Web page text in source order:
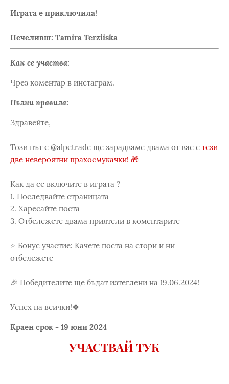
Играта е приключила!
Печеливш: Tamira Terziiska
Как се участва:
Чрез коментар в инстаграм.
Пълни правила:
Здравейте,
Този път с @аlpetrade ще зарадваме двама от вас с тези
две невероятни прахосмукачки! 🎁
Как да се включите в играта ?
1. Последвайте страницата
2. Харесайте поста
3. Отбележете двама приятели в коментарите
⭐️ Бонус участие: Качете поста на стори и ни
отбележете
🎉 Победителите ще бъдат изтеглени на 19.06.2024!
Успех на всички!🍀
Краен срок - 19 юни 2024
УЧАСТВАЙ ТУК